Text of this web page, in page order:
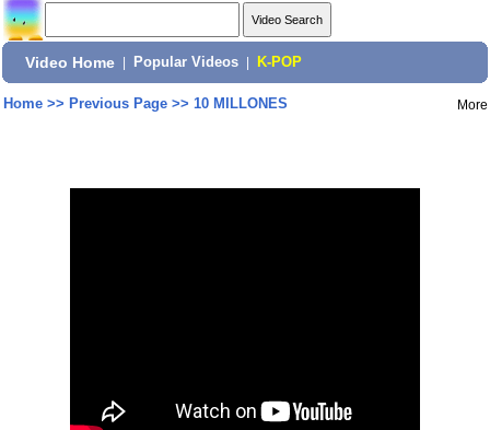
Video Home Popular Videos K-POP
Home>> Previous Page>> 10 MILLONES More